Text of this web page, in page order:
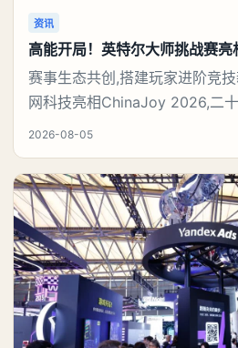
资讯
高能开局！英特尔大师挑战赛
赛事生态共创,搭建玩家进阶竞技新舞台 英
网科技亮相ChinaJoy 2026,二
与并支持电竞产业发展,通过技
平台。本届ChinaJoy恰逢英特
特尔与爱攻、达尔优、竞悦、铭
雅浚、玩家国度、星超
2026-08-05